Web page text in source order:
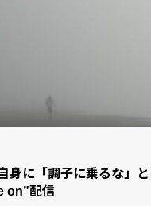
身に「調子に乗るな」
on”配信